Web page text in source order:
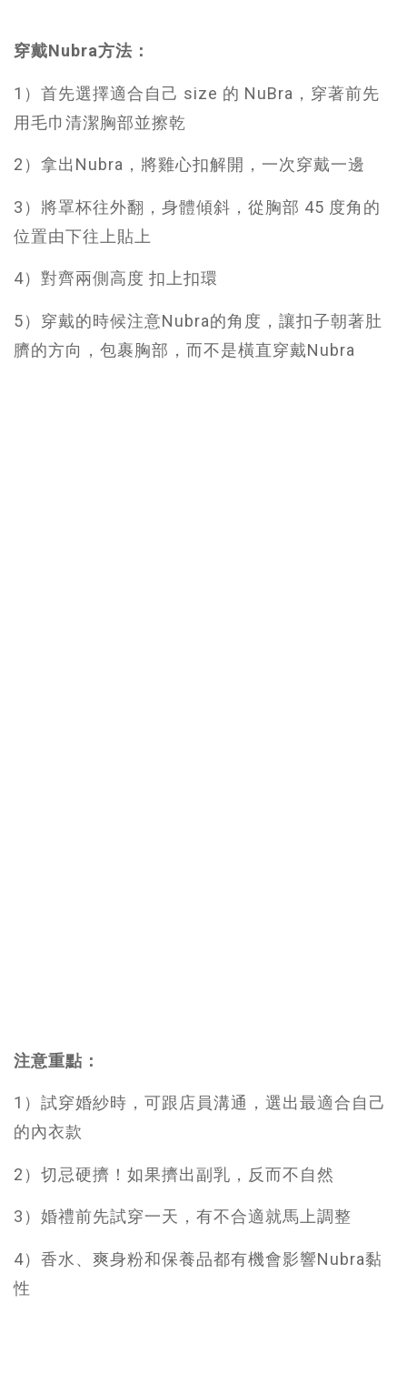
穿戴Nubra方法：
1）首先選擇適合自己 size 的 NuBra，穿著前先
用毛巾清潔胸部並擦乾
2）拿出Nubra，將雞心扣解開，一次穿戴一邊
3）將罩杯往外翻，身體傾斜，從胸部 45 度角的
位置由下往上貼上
4）對齊兩側高度 扣上扣環
5）穿戴的時候注意Nubra的角度，讓扣子朝著肚
臍的方向，包裹胸部，而不是橫直穿戴Nubra
注意重點：
1）試穿婚紗時，可跟店員溝通，選出最適合自己
的內衣款
2）切忌硬擠！如果擠出副乳，反而不自然
3）婚禮前先試穿一天，有不合適就馬上調整
4）香水、爽身粉和保養品都有機會影響Nubra黏
性